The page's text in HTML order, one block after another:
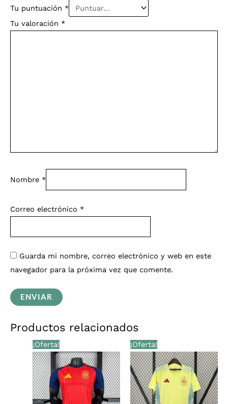
Tu puntuación *
Tu valoración *
Nombre *
Correo electrónico *
Guarda mi nombre, correo electrónico y web en este
navegador para la próxima vez que comente.
Productos relacionados
¡Oferta!
El
precio
original
era:
€36,00.
precio
actual
es:
€29,99.
¡Oferta!
El
precio
original
era:
€28,00.
precio
actual
es:
€25,99.